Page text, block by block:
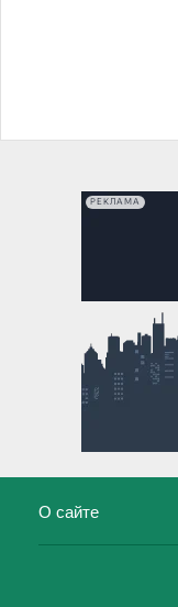
РЕКЛАМА
О сайте